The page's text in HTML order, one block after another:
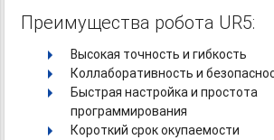
Преимущества робота UR5:
Высокая точность и гибкость
Коллаборативность и
Быстрая настройка и простота
программирования
Короткий срок окупаемости